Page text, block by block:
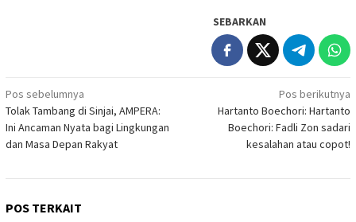
SEBARKAN
Navigasi
pos
Pos sebelumnya
Tolak Tambang di Sinjai, AMPERA:
Ini Ancaman Nyata bagi Lingkungan
dan Masa Depan Rakyat
Pos berikutnya
Hartanto Boechori: Hartanto
Boechori: Fadli Zon sadari
kesalahan atau copot!
POS TERKAIT